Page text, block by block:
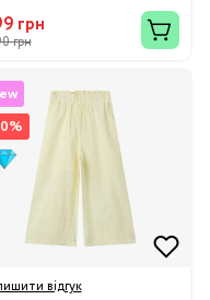
грн
грн
відгук